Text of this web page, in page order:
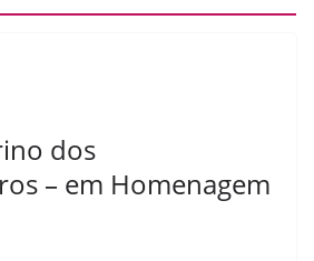
dos
– em Homenagem